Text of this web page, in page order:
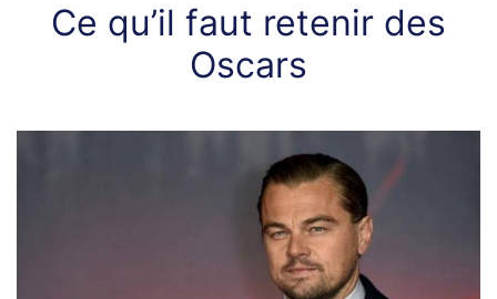
Ce qu’il faut retenir des
Oscars